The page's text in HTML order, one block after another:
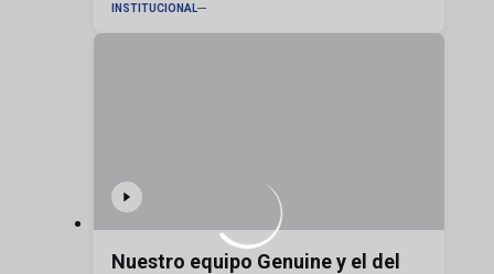
INSTITUCIONAL
Nuestro equipo Genuine y el del